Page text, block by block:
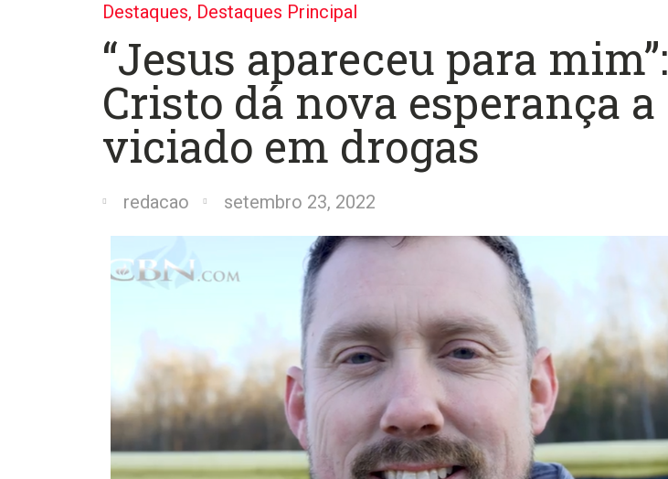
Destaques, Destaques Principal
“Jesus apareceu para mim”:
Cristo dá nova esperança a
viciado em drogas
redacao setembro 23, 2022